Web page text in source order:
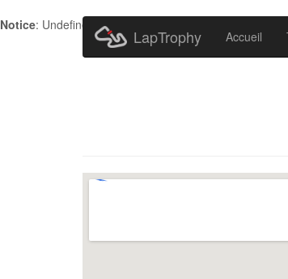
Notice: Undefined index: HTTP_ACCEPT_LANGUAGE
LapTrophy Accueil